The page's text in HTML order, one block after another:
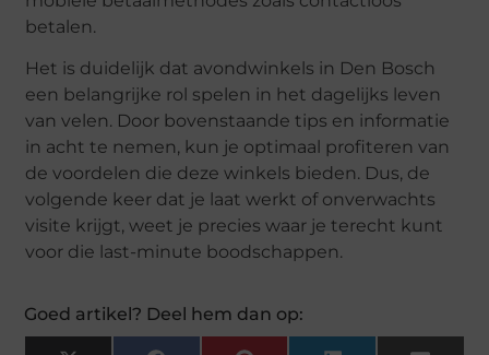
betalen.
Het is duidelijk dat avondwinkels in Den Bosch
een belangrijke rol spelen in het dagelijks leven
van velen. Door bovenstaande tips en informatie
in acht te nemen, kun je optimaal profiteren van
de voordelen die deze winkels bieden. Dus, de
volgende keer dat je laat werkt of onverwachts
visite krijgt, weet je precies waar je terecht kunt
voor die last-minute boodschappen.
Goed artikel? Deel hem dan op: